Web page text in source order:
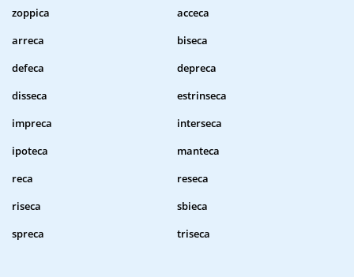
zoppica
acceca
arreca
biseca
defeca
depreca
disseca
estrinseca
impreca
interseca
ipoteca
manteca
reca
reseca
riseca
sbieca
spreca
triseca